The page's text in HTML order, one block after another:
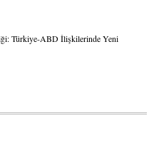
Türkiye-ABD İlişkilerinde Yeni